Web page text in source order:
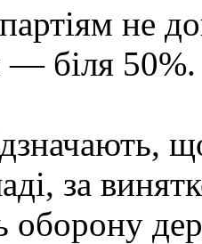
не
— біля 50%.
за
оборону